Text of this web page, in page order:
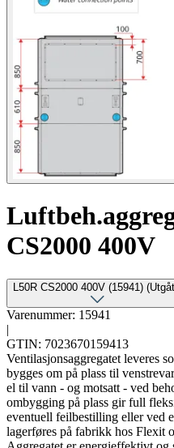
CS2000 400V
L50R CS2000 400V
Varenummer: 15941
|
GTIN: 7023670159413
Ventilasjonsaggregatet leveres
bygges om på plass til
el til vann - og motsatt - ved
ombygging på plass gir full
eventuell feilbestilling eller ved
lagerføres på fabrikk hos Flexit